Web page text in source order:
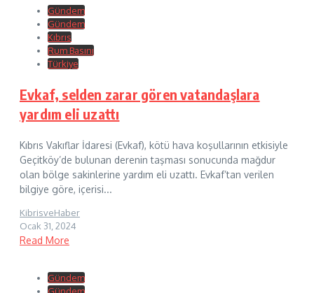
Gündem
Gündem
Kıbrıs
Rum Basını
Türkiye
Evkaf, selden zarar gören vatandaşlara
yardım eli uzattı
Kıbrıs Vakıflar İdaresi (Evkaf), kötü hava koşullarının etkisiyle
Geçitköy’de bulunan derenin taşması sonucunda mağdur
olan bölge sakinlerine yardım eli uzattı. Evkaf’tan verilen
bilgiye göre, içerisi...
KibrisveHaber
Ocak 31, 2024
Read More
Gündem